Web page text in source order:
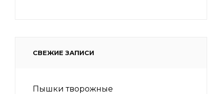
СВЕЖИЕ ЗАПИСИ
Пышки творожные